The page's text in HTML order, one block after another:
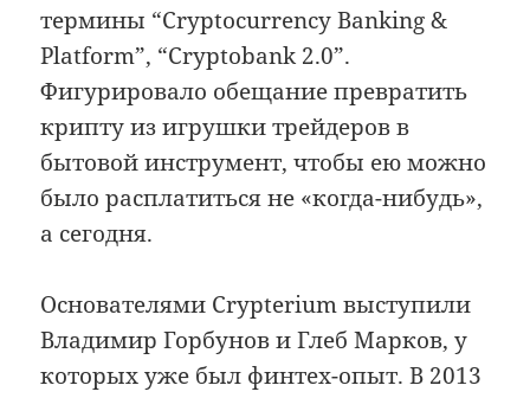
термины “Cryptocurrency Banking &
Platform”, “Cryptobank 2.0”.
Фигурировало обещание превратить
крипту из игрушки трейдеров в
бытовой инструмент, чтобы ею можно
было расплатиться не «когда-нибудь»,
а сегодня.
Основателями Crypterium выступили
Владимир Горбунов и Глеб Марков, у
которых уже был финтех-опыт. В 2013